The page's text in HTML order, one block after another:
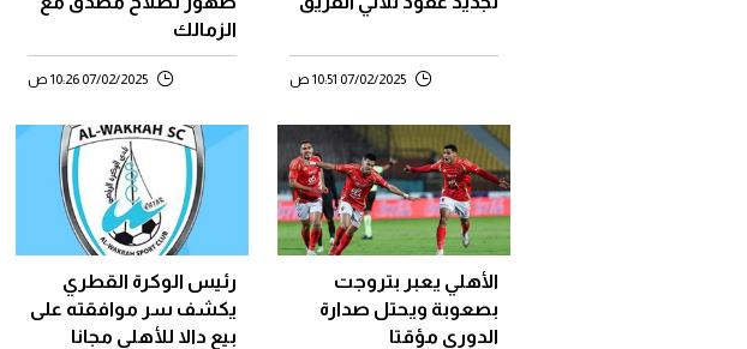
07/02/2025 10:51 ص
الزمالك
07/02/2025 10:26 ص
الأهلي يعبر بتروجت
بصعوبة ويحتل صدارة
الدوري مؤقتا
رئيس الوكرة القطري
يكشف سر موافقته على
بيع دالا للأهلي مجانا